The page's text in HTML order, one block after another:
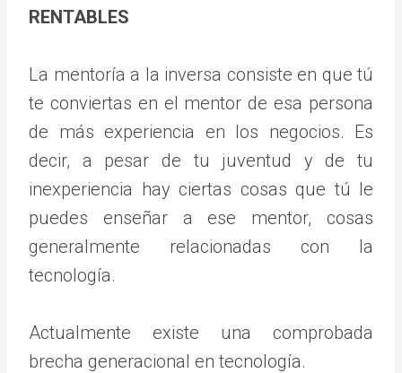
RENTABLES
La mentoría a la inversa consiste en que tú
te conviertas en el mentor de esa persona
de más experiencia en los negocios. Es
decir, a pesar de tu juventud y de tu
inexperiencia hay ciertas cosas que tú le
puedes enseñar a ese mentor, cosas
generalmente relacionadas con la
tecnología.
Actualmente existe una comprobada
brecha generacional en tecnología.